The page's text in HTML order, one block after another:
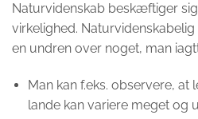
Naturvidenskab beskæftiger
virkelighed.
en undren over noget, man
Man kan f.eks. observere,
lande kan variere meget og